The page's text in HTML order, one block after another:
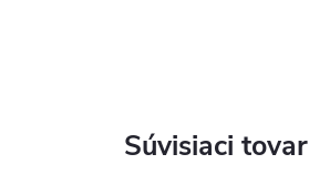
Súvisiaci tovar